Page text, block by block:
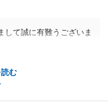
む
して誠に有難うございま
ましてありがとうござい
らご連絡くださいませ。